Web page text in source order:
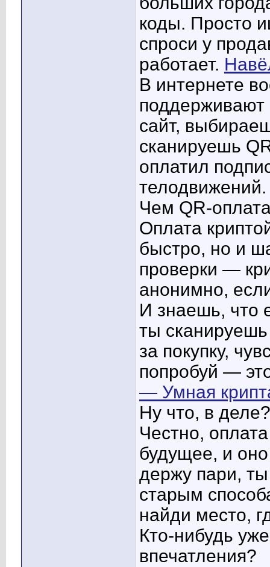
коды. Просто
спроси у
работает.
В интернете
поддерживают
сайт,
сканируешь
оплатил
телодвижений.
Чем QR-
Оплата
быстро, но и
проверки —
анонимно,
И знаешь, что
ты
за покупку,
попробуй —
— Умная
Ну что, в деле?
Честно,
будущее, и
держу пари,
старым
найди место,
Кто-нибудь
впечатления?